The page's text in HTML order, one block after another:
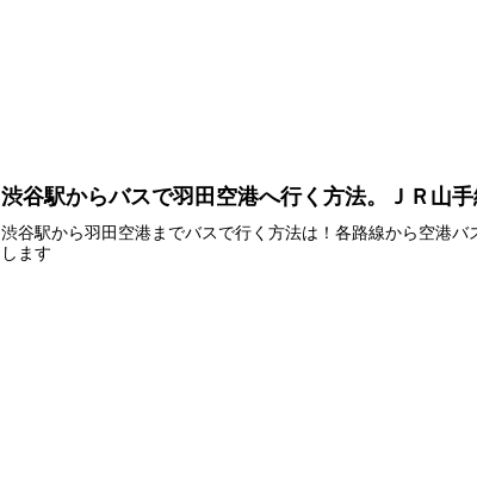
渋谷駅からバスで羽田空港へ行く方法。ＪＲ山
渋谷駅から羽田空港までバスで行く方法は！各路線から空港
します